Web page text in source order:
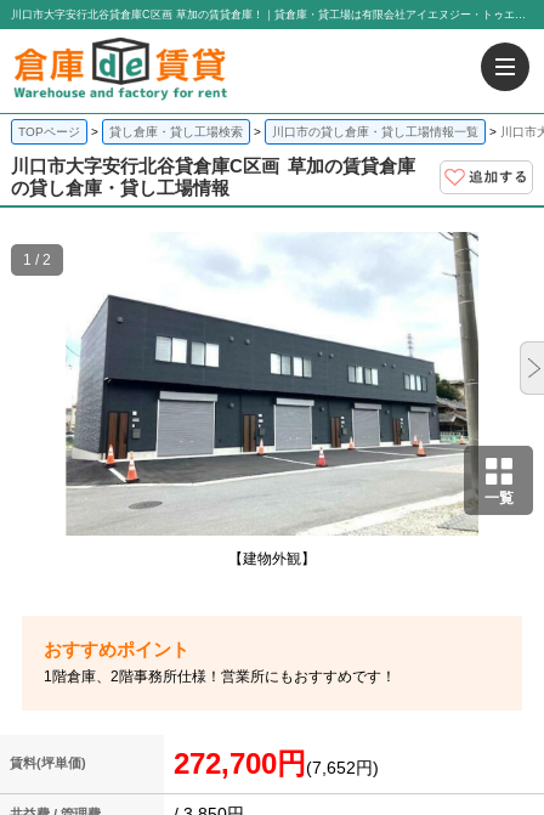
川口市大字安行北谷貸倉庫C区画 草加の賃貸倉庫！｜貸倉庫・貸工場は有限会社アイエヌジー・トゥエンティーワン
TOPページ 貸し倉庫・貸し工場検索 川口市の貸し倉庫・貸し工場情報一覧 川口
川口市大字安行北谷貸倉庫C区画 草加の賃貸倉庫
の貸し倉庫・貸し工場情報
一覧
【建物外観】
1 / 2
1階倉庫、2階事務所仕様！営業所にもおすすめです！
賃料(坪単価) 272,700円 (7,652円)